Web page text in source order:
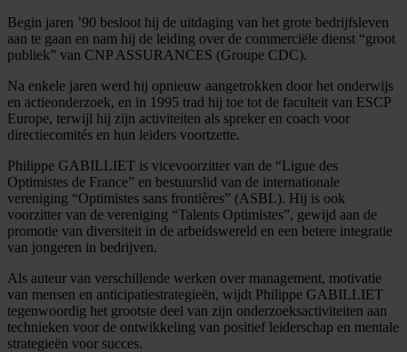
Begin jaren ’90 besloot hij de uitdaging van het grote bedrijfsleven
aan te gaan en nam hij de leiding over de commerciële dienst “groot
publiek” van CNP ASSURANCES (Groupe CDC).
Na enkele jaren werd hij opnieuw aangetrokken door het onderwijs
en actieonderzoek, en in 1995 trad hij toe tot de faculteit van ESCP
Europe, terwijl hij zijn activiteiten als spreker en coach voor
directiecomités en hun leiders voortzette.
Philippe GABILLIET is vicevoorzitter van de “Ligue des
Optimistes de France” en bestuurslid van de internationale
vereniging “Optimistes sans frontières” (ASBL). Hij is ook
voorzitter van de vereniging “Talents Optimistes”, gewijd aan de
promotie van diversiteit in de arbeidswereld en een betere integratie
van jongeren in bedrijven.
Als auteur van verschillende werken over management, motivatie
van mensen en anticipatiestrategieën, wijdt Philippe GABILLIET
tegenwoordig het grootste deel van zijn onderzoeksactiviteiten aan
technieken voor de ontwikkeling van positief leiderschap en mentale
strategieën voor succes.